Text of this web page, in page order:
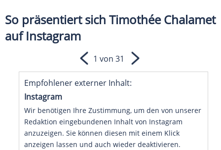
So präsentiert sich Timothée Chalamet
auf Instagram
Empfohlener externer Inhalt:
Instagram
Wir benötigen Ihre Zustimmung, um den von unserer
Redaktion eingebundenen Inhalt von Instagram
anzuzeigen. Sie können diesen mit einem Klick
anzeigen lassen und auch wieder deaktivieren.
1 von 31